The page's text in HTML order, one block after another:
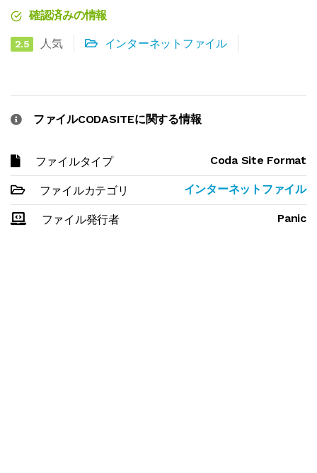
確認済みの情報
2.5 人気 インターネットファイル
ファイルCODASITEに関する情報
ファイルタイプ Coda Site Format
ファイルカテゴリ インターネットファイル
ファイル発行者 Panic